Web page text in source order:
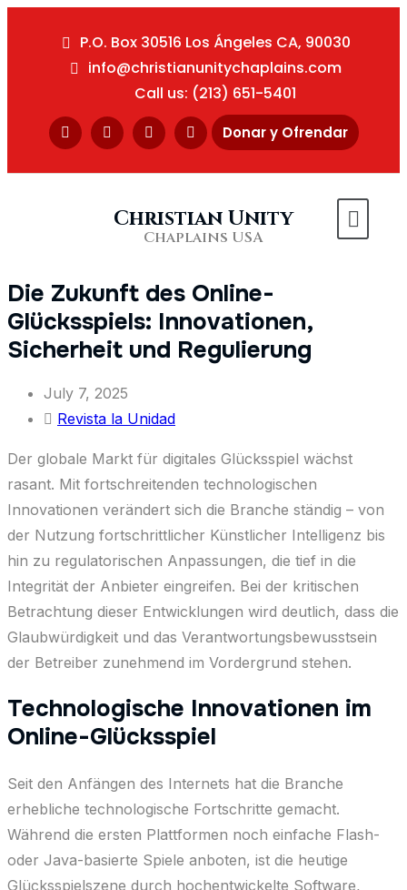
P.O. Box 30516 Los Ángeles CA, 90030
info@christianunitychaplains.com
Call us: (213) 651-5401
Donar y Ofrendar
Christian Unity
Chaplains USA
Die Zukunft des Online-
Glücksspiels: Innovationen,
Sicherheit und Regulierung
July 7, 2025
Revista la Unidad
Der globale Markt für digitales Glücksspiel wächst
rasant. Mit fortschreitenden technologischen
Innovationen verändert sich die Branche ständig – von
der Nutzung fortschrittlicher Künstlicher Intelligenz bis
hin zu regulatorischen Anpassungen, die tief in die
Integrität der Anbieter eingreifen. Bei der kritischen
Betrachtung dieser Entwicklungen wird deutlich, dass die
Glaubwürdigkeit und das Verantwortungsbewusstsein
der Betreiber zunehmend im Vordergrund stehen.
Technologische Innovationen im
Online-Glücksspiel
Seit den Anfängen des Internets hat die Branche
erhebliche technologische Fortschritte gemacht.
Während die ersten Plattformen noch einfache Flash-
oder Java-basierte Spiele anboten, ist die heutige
Glücksspielszene durch hochentwickelte Software,